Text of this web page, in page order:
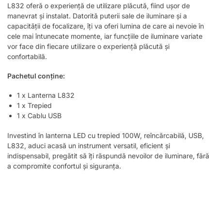
L832 oferă o experiență de utilizare plăcută, fiind ușor de
manevrat și instalat. Datorită puterii sale de iluminare și a
capacității de focalizare, îți va oferi lumina de care ai nevoie în
cele mai întunecate momente, iar funcțiile de iluminare variate
vor face din fiecare utilizare o experiență plăcută și
confortabilă.
Pachetul conține:
1 x Lanterna L832
1 x Trepied
1 x Cablu USB
Investind în lanterna LED cu trepied 100W, reîncărcabilă, USB,
L832, aduci acasă un instrument versatil, eficient și
indispensabil, pregătit să îți răspundă nevoilor de iluminare, fără
a compromite confortul și siguranța.